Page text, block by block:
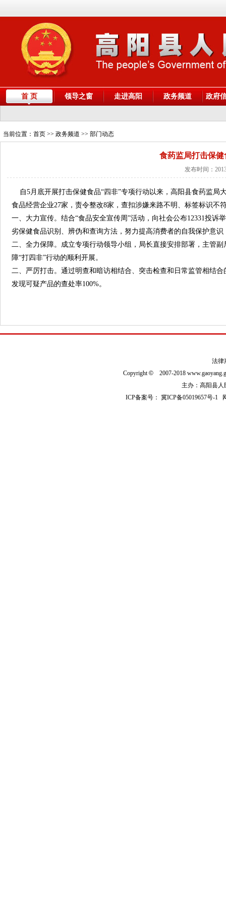
首 页 领导之窗 走进高阳 政务频道 政府
当前位置： 首页 >> 政务频道 >> 部门动态
食药监局打击保
发布时间：
自5月底开展打击保健食品“四非”专项行动以来，高阳县食药监局
食品经营企业27家，责令整改8家，查扣涉嫌来路不明、标签标识不
一、大力宣传。结合“食品安全宣传周”活动，向社会公布12331投
劣保健食品识别、辨伪和查询方法，努力提高消费者的自我保护意
二、全力保障。成立专项行动领导小组，局长直接安排部署，主管
障“打四非”行动的顺利开展。
二、严厉打击。通过明查和暗访相结合、突击检查和日常监管相结
发现可疑产品的查处率100%。
法律
Copyright© 2007-2018
主办：高阳县人
ICP备案号：冀ICP备05019657号-1